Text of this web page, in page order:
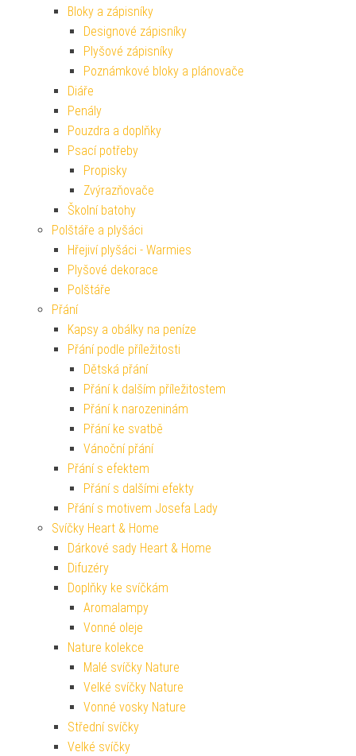
Bloky a zápisníky
Designové zápisníky
Plyšové zápisníky
Poznámkové bloky a plánovače
Diáře
Penály
Pouzdra a doplňky
Psací potřeby
Propisky
Zvýrazňovače
Školní batohy
Polštáře a plyšáci
Hřejiví plyšáci - Warmies
Plyšové dekorace
Polštáře
Přání
Kapsy a obálky na peníze
Přání podle příležitosti
Dětská přání
Přání k dalším příležitostem
Přání k narozeninám
Přání ke svatbě
Vánoční přání
Přání s efektem
Přání s dalšími efekty
Přání s motivem Josefa Lady
Svíčky Heart & Home
Dárkové sady Heart & Home
Difuzéry
Doplňky ke svíčkám
Aromalampy
Vonné oleje
Nature kolekce
Malé svíčky Nature
Velké svíčky Nature
Vonné vosky Nature
Střední svíčky
Velké svíčky